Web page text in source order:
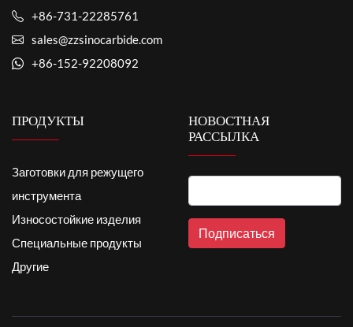
+86-731-22285761
sales@zzsinocarbide.com
+86-152-92208092
ПРОДУКТЫ
Заготовки для режущего
инструмента
Износостойкие изделия
Специальные продукты
Другие
НОВОСТНАЯ
РАССЫЛКА